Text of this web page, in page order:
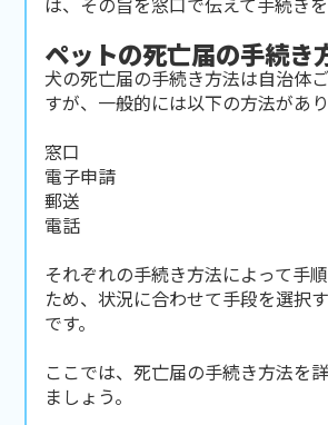
ペットの死亡届の手続き
犬の死亡届の手続き方法は自治体
すが、一般的には以下の方法があり
窓口
電子申請
郵送
電話
それぞれの手続き方法によって手
ため、状況に合わせて手段を選択
です。
ここでは、死亡届の手続き方法を
ましょう。